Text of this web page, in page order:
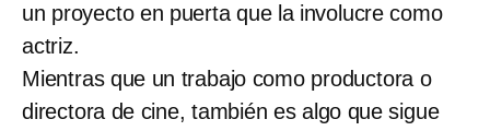
un proyecto en puerta que la involucre como
actriz.
Mientras que un trabajo como productora o
directora de cine, también es algo que sigue